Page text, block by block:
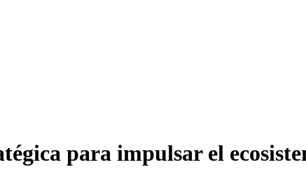
para impulsar el